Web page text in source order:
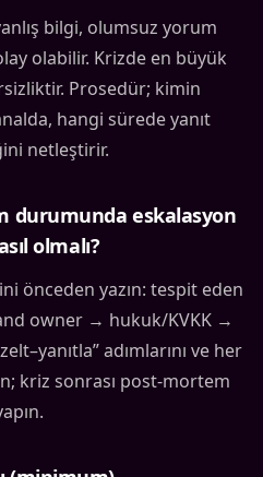
bilgi, olumsuz yorum
olabilir. Krizde en büyük
Prosedür; kimin
hangi sürede yanıt
netleştirir.
durumunda eskalasyon
olmalı?
önceden yazın: tespit eden
owner → hukuk/KVKK →
adımlarını ve her
kriz sonrası post-mortem